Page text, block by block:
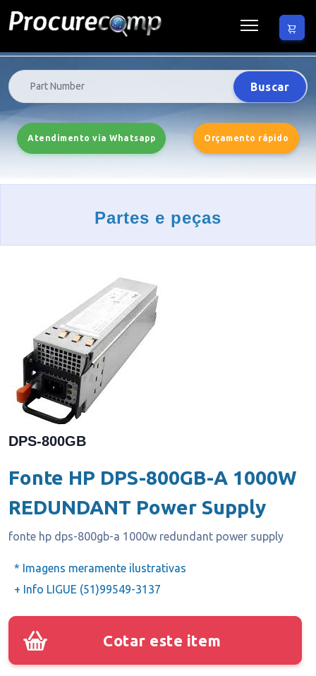
Buscar
Atendimento via Whatsapp Orçamento rápido
Partes e peças
DPS-800GB
Fonte HP DPS-800GB-A 1000W
REDUNDANT Power Supply
fonte hp dps-800gb-a 1000w redundant power supply
* Imagens meramente ilustrativas
+ Info LIGUE (51)99549-3137
Cotar este item